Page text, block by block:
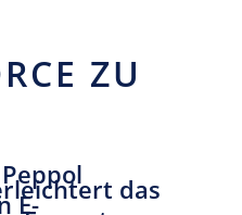
ZU
das
E-